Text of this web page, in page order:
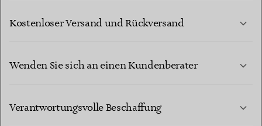
Kostenloser Versand und Rückversand
Wenden Sie sich an einen Kundenberater
Verantwortungsvolle Beschaffung